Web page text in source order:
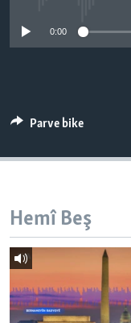
SERNIVÎS
Learning English
FOLLOW US
Zimanên Din
0:00
Parve bike
Hemî Beş